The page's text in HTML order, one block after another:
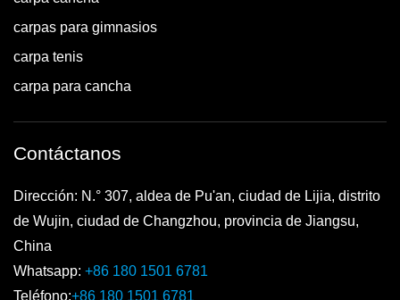
carpas para gimnasios
carpa tenis
carpa para cancha
Contáctanos
Dirección: N.° 307, aldea de Pu'an, ciudad de Lijia, distrito
de Wujin, ciudad de Changzhou, provincia de Jiangsu,
China
Whatsapp: +86 180 1501 6781
Teléfono:+86 180 1501 6781